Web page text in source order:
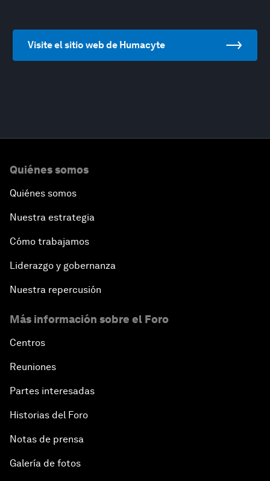
Visite el sitio web de Humacyte
Quiénes somos
Quiénes somos
Nuestra estrategia
Cómo trabajamos
Liderazgo y gobernanza
Nuestra repercusión
Más información sobre el Foro
Centros
Reuniones
Partes interesadas
Historias del Foro
Notas de prensa
Galería de fotos